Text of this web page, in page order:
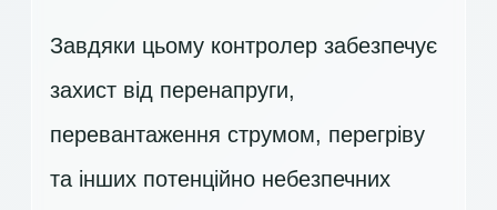
Завдяки цьому контролер забезпечує
захист від перенапруги,
перевантаження струмом, перегріву
та інших потенційно небезпечних